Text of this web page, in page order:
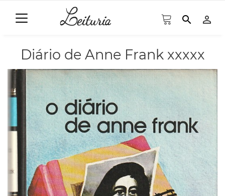
search person_outline
Diário de Anne Frank xxxxx